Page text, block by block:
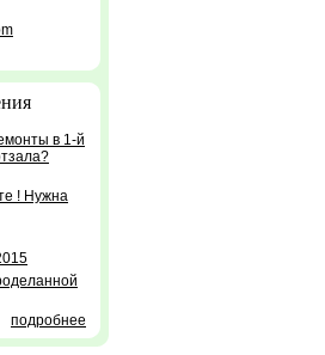
в 1-й
! Нужна
подробнее